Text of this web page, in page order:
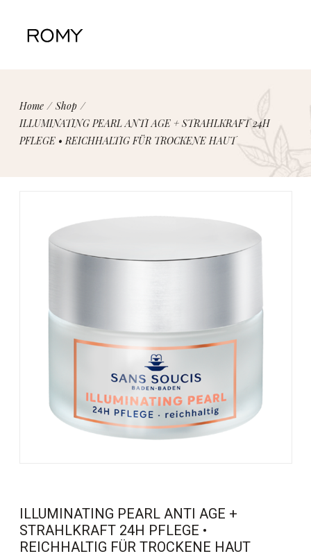
Home / Shop /
ILLUMINATING PEARL ANTI AGE + STRAHLKRAFT 24H
PFLEGE • REICHHALTIG FÜR TROCKENE HAUT
ILLUMINATING PEARL ANTI AGE +
STRAHLKRAFT 24H PFLEGE •
REICHHALTIG FÜR TROCKENE HAUT